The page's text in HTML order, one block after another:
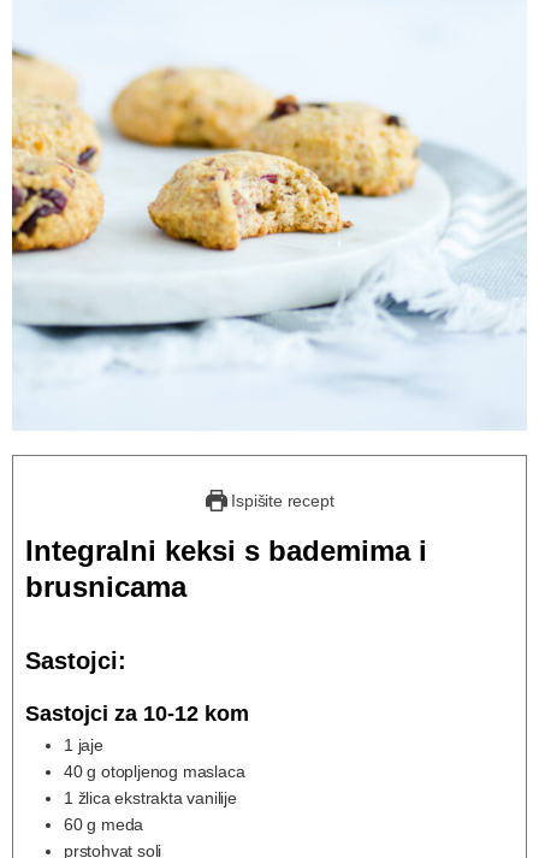
Ispišite recept
Integralni keksi s bademima i
brusnicama
Sastojci:
Sastojci za 10-12 kom
1 jaje
40 g otopljenog maslaca
1 žlica ekstrakta vanilije
60 g meda
prstohvat soli